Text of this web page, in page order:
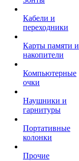
Кабели и
переходники
Карты памяти и
накопители
Компьютерные
очки
Наушники и
гарнитуры
Портативные
колонки
Прочие